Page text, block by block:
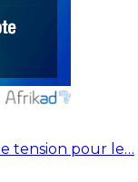
tension pour le…